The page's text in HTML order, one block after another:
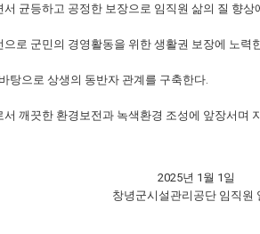
균등하고 공정한 보장으로 임직원 삶의 질 향상
로 군민의 경영활동을 위한 생활권 보장에 노력
탕으로 상생의 동반자 관계를 구축한다.
깨끗한 환경보전과 녹색환경 조성에 앞장서며
2025년 1월 1일
창녕군시설관리공단 임직원